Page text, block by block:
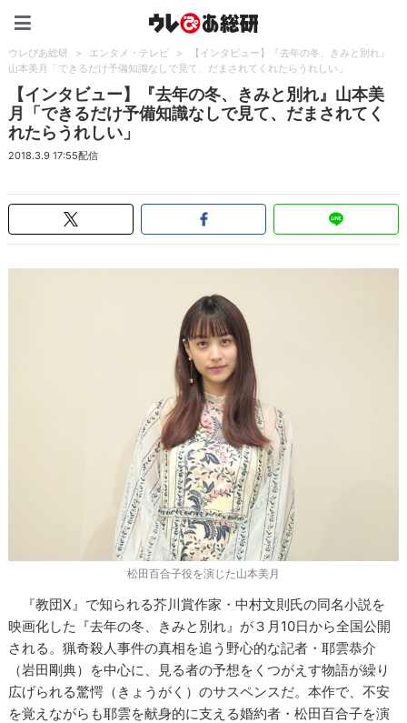
ウレぴあ総研 > エンタメ・テレビ >
【インタビュー】『去年の冬、きみと別れ』
山本美月「できるだけ予備知識なしで見て、だまされてくれたらうれしい」
【インタビュー】『去年の冬、きみと別れ』山本美
月「できるだけ予備知識なしで見て、だまされてく
れたらうれしい」
2018.3.9 17:55配信
松田百合子役を演じた山本美月
『教団X』で知られる芥川賞作家・中村文則氏の同名小説を
映画化した『去年の冬、きみと別れ』が３月10日から全国公開
される。猟奇殺人事件の真相を追う野心的な記者・耶雲恭介
（岩田剛典）を中心に、見る者の予想をくつがえす物語が繰り
広げられる驚愕（きょうがく）のサスペンスだ。本作で、不安
を覚えながらも耶雲を献身的に支える婚約者・松田百合子を演